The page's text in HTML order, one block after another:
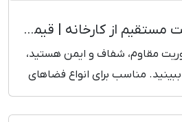
خرید شیشه سکوریت مستقیم از کارخانه | قیمت بروز و رقابتی
مقاوم، شفاف و ایمن هستید،
ببینید. مناسب برای انواع فضاهای